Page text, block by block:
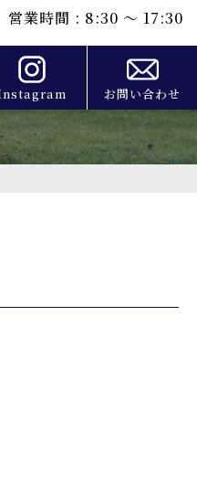
業時間 : 8:30 ～ 17:30
お問い合わせ